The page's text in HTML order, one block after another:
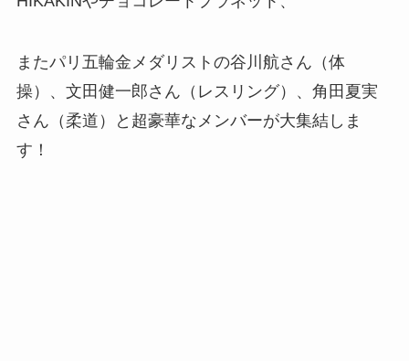
またパリ五輪金メダリストの谷川航さん（体
操）、文田健一郎さん（レスリング）、角田夏実
さん（柔道）と超豪華なメンバーが大集結しま
す！